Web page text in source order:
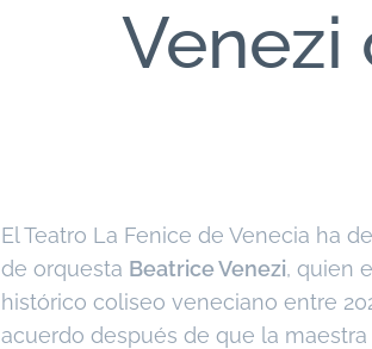
El Teatro La Fenice de Venecia ha
de orquesta Beatrice Venezi, quien
histórico coliseo veneciano entre
acuerdo después de que la